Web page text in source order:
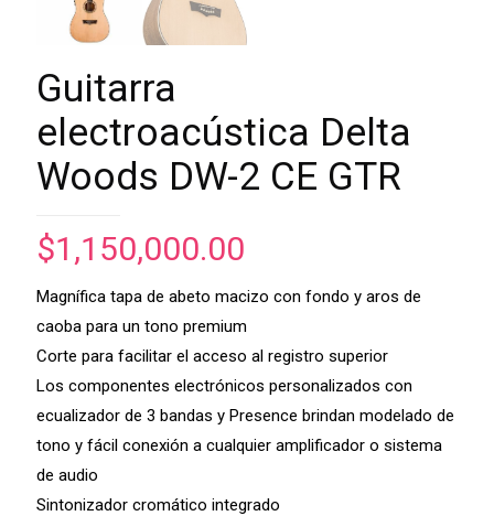
Guitarra
electroacústica Delta
Woods DW-2 CE GTR
$1,150,000.00
Magnífica tapa de abeto macizo con fondo y aros de
caoba para un tono premium
Corte para facilitar el acceso al registro superior
Los componentes electrónicos personalizados con
ecualizador de 3 bandas y Presence brindan modelado de
tono y fácil conexión a cualquier amplificador o sistema
de audio
Sintonizador cromático integrado